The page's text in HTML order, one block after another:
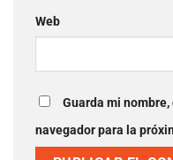
Web
Guarda mi
navegador para la